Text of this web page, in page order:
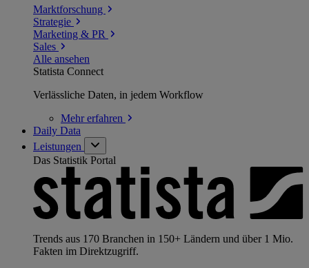
Marktforschung
Strategie
Marketing & PR
Sales
Alle ansehen
Statista Connect
Verlässliche Daten, in jedem Workflow
Mehrerfahren
Daily Data
Leistungen
Das Statistik Portal
Trends aus 170 Branchen in 150+ Ländern und über 1 Mio.
Fakten im Direktzugriff.